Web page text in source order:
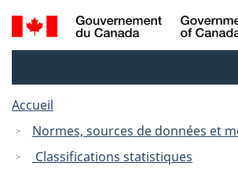
Passer
au
Passer
à
Recherche
et
Accueil
Normes, sources de données et
Classifications statistiques